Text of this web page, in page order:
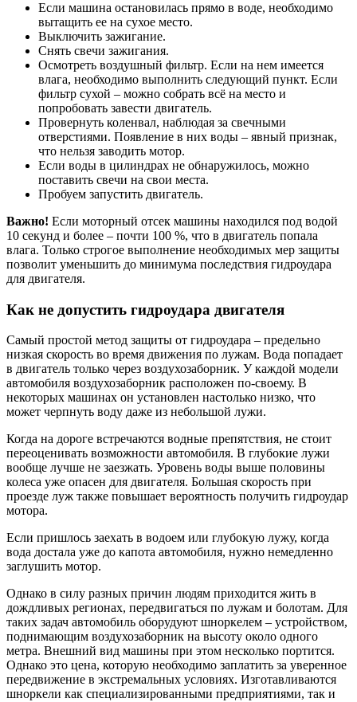
Если машина остановилась прямо в воде, необходимо
вытащить ее на сухое место.
Выключить зажигание.
Снять свечи зажигания.
Осмотреть воздушный фильтр. Если на нем имеется
влага, необходимо выполнить следующий пункт. Если
фильтр сухой – можно собрать всё на место и
попробовать завести двигатель.
Провернуть коленвал, наблюдая за свечными
отверстиями. Появление в них воды – явный признак,
что нельзя заводить мотор.
Если воды в цилиндрах не обнаружилось, можно
поставить свечи на свои места.
Пробуем запустить двигатель.
Важно! Если моторный отсек машины находился под водой
10 секунд и более – почти 100 %, что в двигатель попала
влага. Только строгое выполнение необходимых мер защиты
позволит уменьшить до минимума последствия гидроудара
для двигателя.
Как не допустить гидроудара двигателя
Самый простой метод защиты от гидроудара – предельно
низкая скорость во время движения по лужам. Вода попадает
в двигатель только через воздухозаборник. У каждой модели
автомобиля воздухозаборник расположен по-своему. В
некоторых машинах он установлен настолько низко, что
может черпнуть воду даже из небольшой лужи.
Когда на дороге встречаются водные препятствия, не стоит
переоценивать возможности автомобиля. В глубокие лужи
вообще лучше не заезжать. Уровень воды выше половины
колеса уже опасен для двигателя. Большая скорость при
проезде луж также повышает вероятность получить гидроудар
мотора.
Если пришлось заехать в водоем или глубокую лужу, когда
вода достала уже до капота автомобиля, нужно немедленно
заглушить мотор.
Однако в силу разных причин людям приходится жить в
дождливых регионах, передвигаться по лужам и болотам. Для
таких задач автомобиль оборудуют шноркелем – устройством,
поднимающим воздухозаборник на высоту около одного
метра. Внешний вид машины при этом несколько портится.
Однако это цена, которую необходимо заплатить за уверенное
передвижение в экстремальных условиях. Изготавливаются
шноркели как специализированными предприятиями, так и